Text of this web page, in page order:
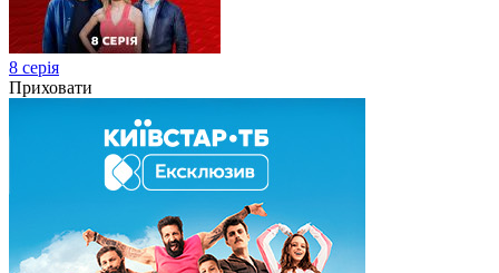
8 серія
Приховати